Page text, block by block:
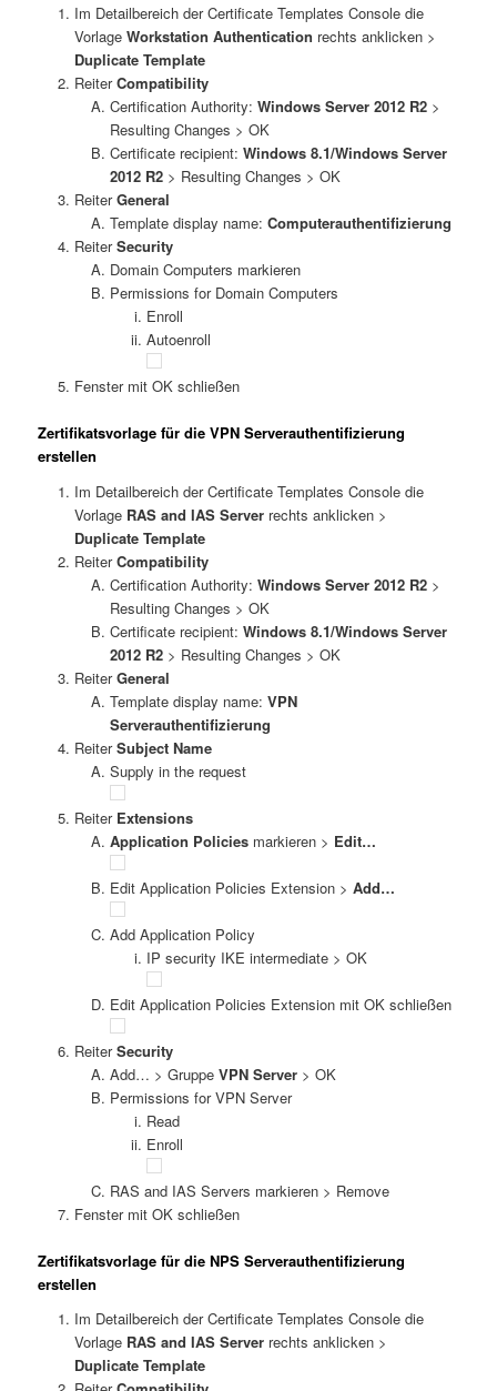
Im Detailbereich der Certificate Templates Console die
Vorlage Workstation Authentication rechts anklicken >
Duplicate Template
ReiterCompatibility
Certification Authority: Windows Server 2012 R2 >
Resulting Changes > OK
Certificate recipient:Windows 8.1/Windows Server
2012 R2 > Resulting Changes > OK
ReiterGeneral
Template display name:Computerauthentifizierung
ReiterSecurity
Domain Computers markieren
Permissions for Domain Computers
Enroll
Autoenroll
Fenster mit OK schließen
Zertifikatsvorlage für die VPN Serverauthentifizierung
erstellen
Im Detailbereich der Certificate Templates Console die
Vorlage RAS and IAS Serverrechts anklicken >
Duplicate Template
ReiterCompatibility
Certification Authority:Windows Server 2012 R2 >
Resulting Changes > OK
Certificate recipient:Windows 8.1/Windows Server
2012 R2 > Resulting Changes > OK
ReiterGeneral
Template display name:VPN
Serverauthentifizierung
ReiterSubject Name
Supply in the request
Reiter Extensions
Application Policies markieren > Edit…
Edit Application Policies Extension >Add…
Add Application Policy
IP security IKE intermediate > OK
Edit Application Policies Extension mit OK schließen
ReiterSecurity
Add… > GruppeVPN Server > OK
Permissions for VPN Server
Read
Enroll
RAS and IAS Servers markieren > Remove
Fenster mit OK schließen
Zertifikatsvorlage für die NPS Serverauthentifizierung
erstellen
Im Detailbereich der Certificate Templates Console die
Vorlage RAS and IAS Serverrechts anklicken >
Duplicate Template